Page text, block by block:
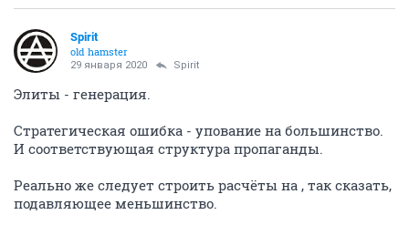
Spirit
old hamster
29 января 2020 Spirit
Элиты - генерация.
Стратегическая ошибка - упование на большинство.
И соответствующая структура пропаганды.
Реально же следует строить расчёты на , так сказать,
подавляющее меньшинство.